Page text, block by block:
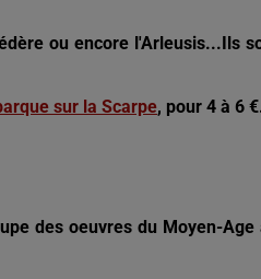
ou encore l'Arleusis...Ils
sur la Scarpe, pour 4 à 6
des oeuvres du Moyen-Age